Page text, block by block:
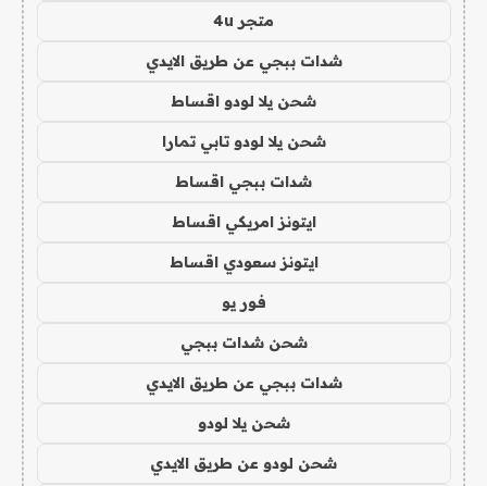
متجر 4u
شدات ببجي عن طريق الايدي
شحن يلا لودو اقساط
شحن يلا لودو تابي تمارا
شدات ببجي اقساط
ايتونز امريكي اقساط
ايتونز سعودي اقساط
فور يو
شحن شدات ببجي
شدات ببجي عن طريق الايدي
شحن يلا لودو
شحن لودو عن طريق الايدي